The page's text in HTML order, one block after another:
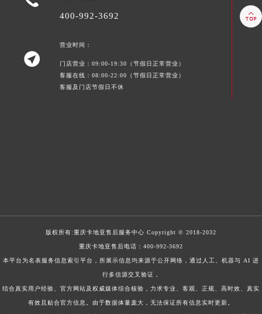
400-992-3692

营业时间：
门店营业：09:00-19:30（节假日正常营业）
客服在线：08:00-22:00（节假日正常营业）
客服及门店节假日不休
版权所有:重庆卡地亚售后服务中心 Copyright © 2018-2032
重庆卡地亚售后电话： 400-992-3692
本平台为名表服务信息索引平台，所展示信息均来源于公开网络，通过人工、机器与 AI 进
行多信源交叉验证，
结合真实用户经验、官方网站及权威媒体综合核验，力求专业、客观、正规、高时效、真实
有效且贴合官方信息。由于数据体量庞大，无法保证所有信息实时更新。
